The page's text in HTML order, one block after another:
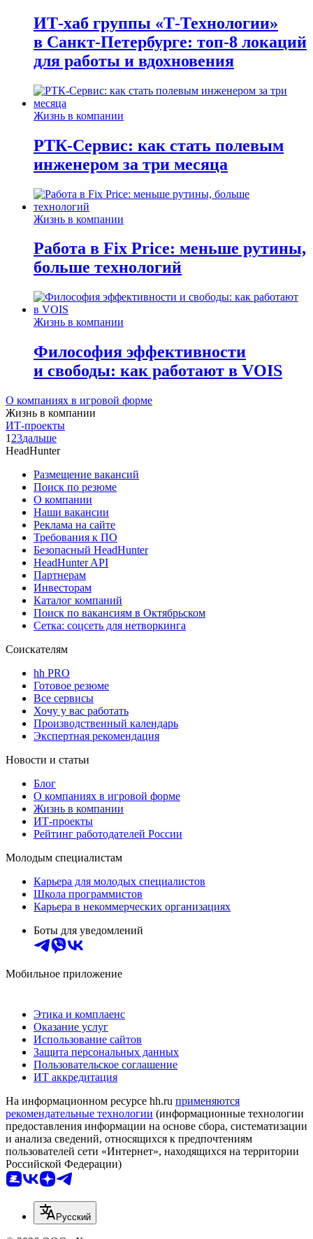
ИТ-хаб группы «Т-Технологии»
в Санкт-Петербурге: топ-8 локаций
для работы и вдохновения
Жизнь в компании
РТК-Сервис: как стать полевым
инженером за три месяца
Жизнь в компании
Работа в Fix Price: меньше рутины,
больше технологий
Жизнь в компании
Философия эффективности
и свободы: как работают в VOIS
О компаниях в игровой форме
Жизнь в компании
ИТ-проекты
1 23дальше
HeadHunter
Размещение вакансий
Поиск по резюме
О компании
Наши вакансии
Реклама на сайте
Требования к ПО
Безопасный HeadHunter
HeadHunter API
Партнерам
Инвесторам
Каталог компаний
Поиск по вакансиям в Октябрьском
Сетка: соцсеть для нетворкинга
Соискателям
hh PRO
Готовое резюме
Все сервисы
Хочу у вас работать
Производственный календарь
Экспертная рекомендация
Новости и статьи
Блог
О компаниях в игровой форме
Жизнь в компании
ИТ-проекты
Рейтинг работодателей России
Молодым специалистам
Карьера для молодых специалистов
Школа программистов
Карьера в некоммерческих организациях
Боты для уведомлений
Мобильное приложение
Этика и комплаенс
Оказание услуг
Использование сайтов
Защита персональных данных
Пользовательское соглашение
ИТ аккредитация
На информационном ресурсе hh.ru применяются
рекомендательные технологии (информационные технологии
предоставления информации на основе сбора, систематизации
и анализа сведений, относящихся к предпочтениям
пользователей сети «Интернет», находящихся на территории
Российской Федерации)
Русский